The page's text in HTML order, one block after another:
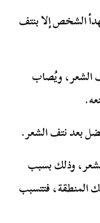
الشخص إلا بنتف
الشعر، ويُصاب
بعد نتف الشعر.
وذلك بسبب
المنطقة، فتتسبب